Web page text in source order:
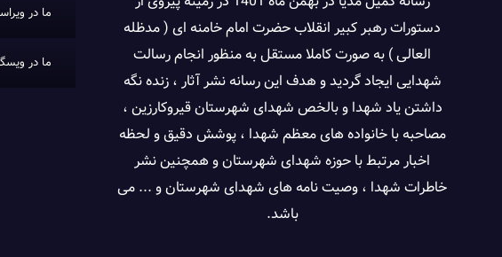
دستورات رهبر کبیر انقلاب حضرت امام خامنه ای ( مدظله
العالی ) به صورت کاملا مستقل به منظور انجام رسالت
شهدایی ایجاد گردید و هدف این رسانه نشر آثار ، زنده نگه
داشتن یاد شهدا و بالخص شهدای شهرستان قیروکارزین ،
مصاحبه با خانواده های معظم شهدا ، پوشش دقیق و لحظه
اخبار مرتبط با حوزه شهدای شهرستان و همچنین نشر
خاطرات شهدا ، وصیت نامه های شهدای شهرستان و ... می
باشد.
ما در
ما در